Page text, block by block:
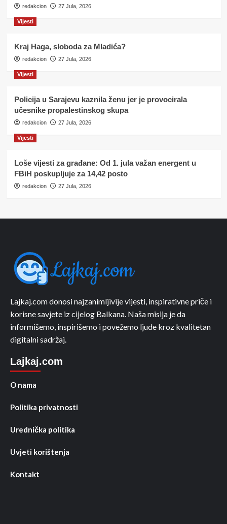
redakcion 27 Jula, 2026
Vijesti
Kraj Haga, sloboda za Mladića?
redakcion 27 Jula, 2026
Vijesti
Policija u Sarajevu kaznila ženu jer je provocirala
učesnike propalestinskog skupa
redakcion 27 Jula, 2026
Vijesti
Loše vijesti za građane: Od 1. jula važan energent u
FBiH poskupljuje za 14,42 posto
redakcion 27 Jula, 2026
Lajkaj.com donosi najzanimljivije vijesti, inspirativne priče i
korisne savjete iz cijelog Balkana. Naša misija je da
informišemo, inspirišemo i povežemo ljude kroz kvalitetan
digitalni sadržaj.
Lajkaj.com
O nama
Politika privatnosti
Urednička politika
Uvjeti korištenja
Kontakt